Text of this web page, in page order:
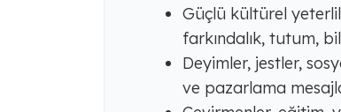
Güçlü kültürel
farkındalık, tutum,
Deyimler, jestler,
ve pazarlama